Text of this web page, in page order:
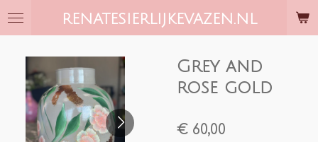
Ga
hoofdinhoud
RENATESIERLIJKEVAZEN.NL
Grey and
rose gold
€ 60,00